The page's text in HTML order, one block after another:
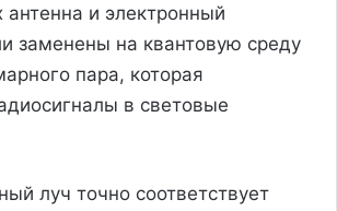
антенна и электронный
заменены на квантовую среду
пара, которая
в световые
луч точно соответствует